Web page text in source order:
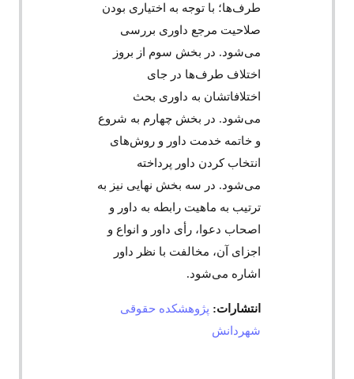
طرف‌ها؛ با توجه به اختیاری بودن
صلاحیت مرجع داوری بررسی
می‌شود. در بخش سوم از بروز
اختلاف طرف‌ها در جای
اختلافاتشان به داوری بحث
می‌شود. در بخش چهارم به شروع
و خاتمه خدمت داور و روش‌های
انتخاب کردن داور پرداخته
می‌شود. در سه بخش نهایی نیز به
ترتیب به ماهیت رابطه به داور و
اصحاب دعوا، رأی داور و انواع و
اجزای آن، مخالفت با نظر داور
اشاره می‌شود.
انتشارات: پژوهشکده حقوقی
شهردانش